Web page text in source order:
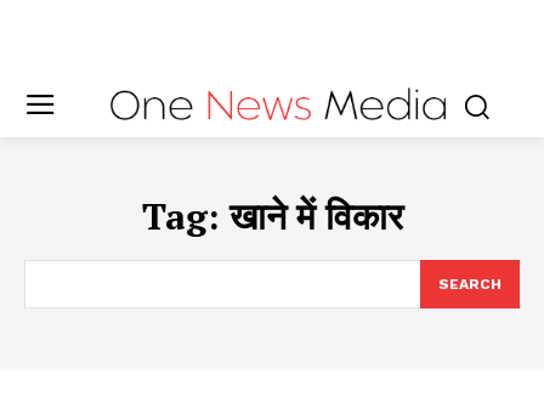
Tag:खाने में विकार
SEARCH